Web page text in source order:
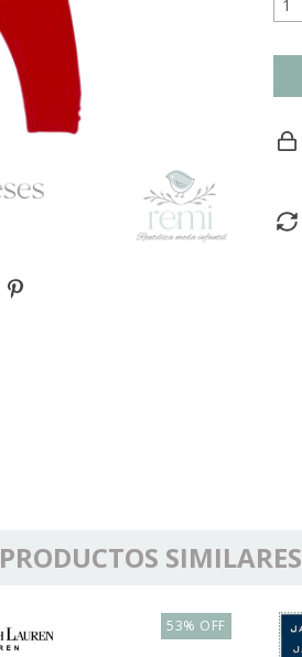
PRODUCTOS SIMILARES
53% OFF